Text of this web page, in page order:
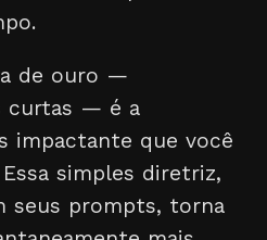
de ouro —
curtas — é a
impactante que você
simples diretriz,
seus prompts, torna